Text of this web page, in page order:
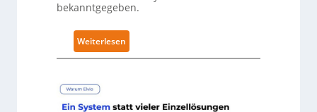
i
y
-
bekanntgegeben.
Weiterlesen:
N